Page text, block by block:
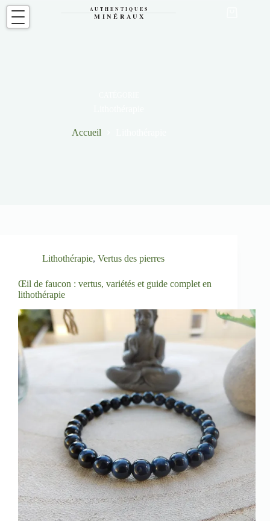
Passer
contenu
Accueil
Lithothérapie, Vertus des pierres
Œil de faucon : vertus, variétés et guide complet en
lithothérapie